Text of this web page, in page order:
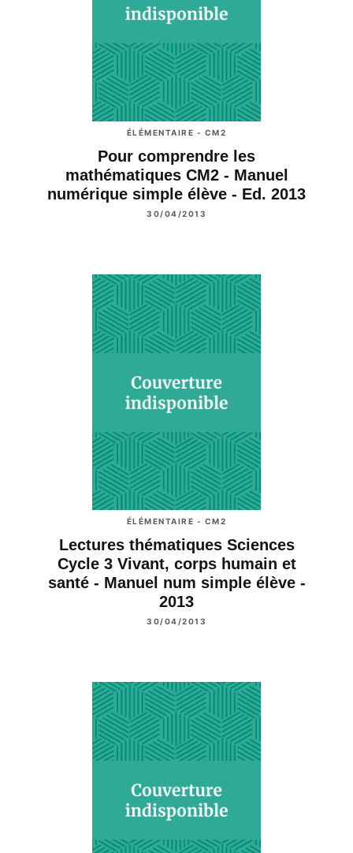
ÉLÉMENTAIRE - CM2
Pour comprendre les
mathématiques CM2 - Manuel
numérique simple élève - Ed. 2013
30/04/2013
ÉLÉMENTAIRE - CM2
Lectures thématiques Sciences
Cycle 3 Vivant, corps humain et
santé - Manuel num simple élève -
2013
30/04/2013